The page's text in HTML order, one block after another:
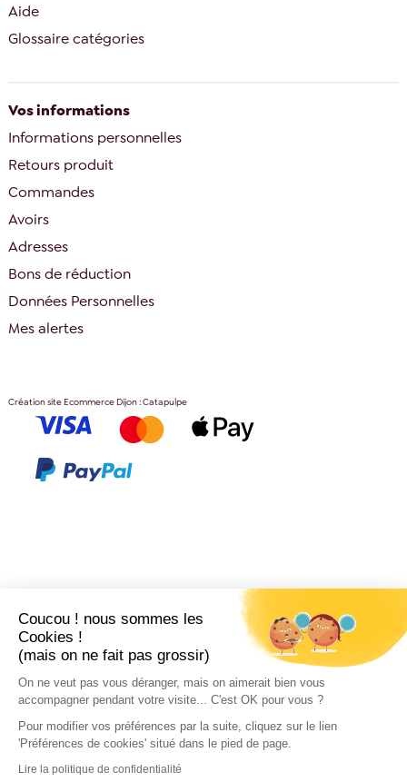
Coucou ! nous sommes les
Cookies !
(mais on ne fait pas grossir)
On ne veut pas vous déranger, mais on aimerait bien vous
accompagner pendant votre visite... C'est OK pour vous ?
Pour modifier vos préférences par la suite, cliquez sur le lien
'Préférences de cookies' situé dans le pied de page.
Lire la politique de confidentialité
Aide
Glossaire catégories
Vos informations
Informations personnelles
Retours produit
Commandes
Avoirs
Adresses
Bons de réduction
Données Personnelles
Mes alertes
Création site Ecommerce Dijon : Catapulpe